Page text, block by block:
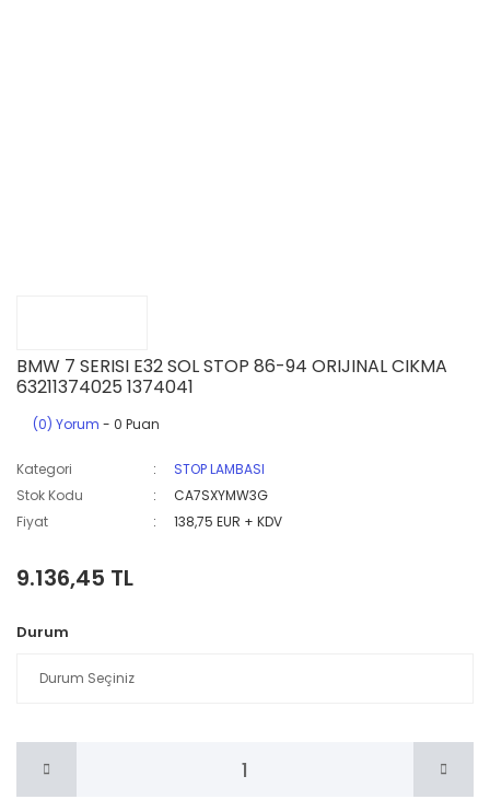
BMW 7 SERISI E32 SOL STOP 86-94 ORIJINAL CIKMA
63211374025 1374041
(0) Yorum - 0 Puan
Kategori
STOP LAMBASI
Stok Kodu
CA7SXYMW3G
Fiyat
138,75 EUR + KDV
9.136,45 TL
Durum